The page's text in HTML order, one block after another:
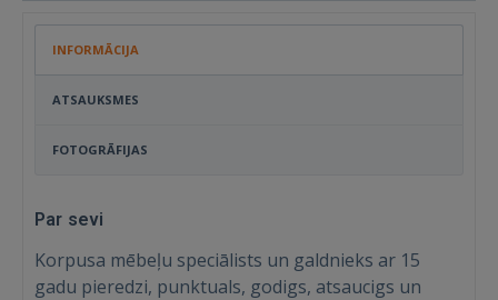
Ienākt
INFORMĀCIJA
ATSAUKSMES
FOTOGRĀFIJAS
Par sevi
Korpusa mēbeļu speciālists un galdnieks ar 15
gadu pieredzi, punktuals, godigs, atsaucigs un